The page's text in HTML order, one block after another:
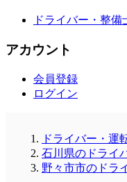
ドライバー・整備
アカウント
会員登録
ログイン
ドライバー・運
石川県のドライ
野々市市のドラ